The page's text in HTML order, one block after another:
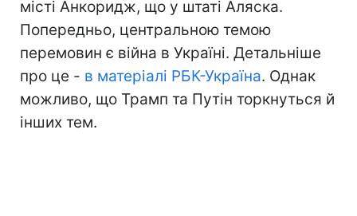
місті Анкоридж, що у штаті Аляска.
Попередньо, центральною темою
перемовин є війна в Україні. Детальніше
про це - в матеріалі РБК-Україна. Однак
можливо, що Трамп та Путін торкнуться й
інших тем.